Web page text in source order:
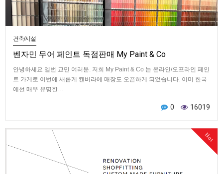
건축/시설
벤자민 무어 페인트 독점판매 My Paint & Co
안녕하세요 멜번 교민 여러분. 저희 My Paint & Co 는 온라인/오프라인 페인
트 가게로 이번에 새롭게 캔버라에 매장도 오픈하게 되었습니다. 이미 한국
에선 매우 유명한…
0 16019
Hot